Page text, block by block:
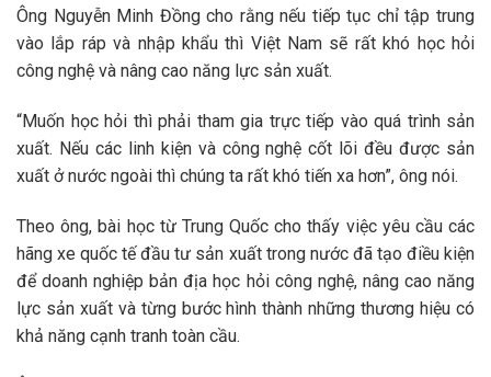
Ông Nguyễn Minh Đồng cho rằng nếu tiếp tục chỉ tập trung
vào lắp ráp và nhập khẩu thì Việt Nam sẽ rất khó học hỏi
công nghệ và nâng cao năng lực sản xuất.
“Muốn học hỏi thì phải tham gia trực tiếp vào quá trình sản
xuất. Nếu các linh kiện và công nghệ cốt lõi đều được sản
xuất ở nước ngoài thì chúng ta rất khó tiến xa hơn”, ông nói.
Theo ông, bài học từ Trung Quốc cho thấy việc yêu cầu các
hãng xe quốc tế đầu tư sản xuất trong nước đã tạo điều kiện
để doanh nghiệp bản địa học hỏi công nghệ, nâng cao năng
lực sản xuất và từng bước hình thành những thương hiệu có
khả năng cạnh tranh toàn cầu.